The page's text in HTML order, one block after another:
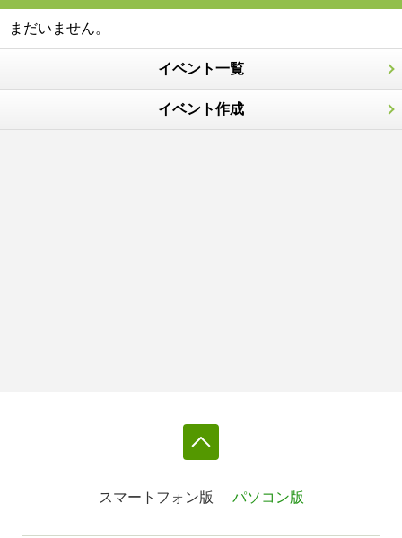
まだいません。
イベント一覧
イベント作成
スマートフォン版 パソコン版